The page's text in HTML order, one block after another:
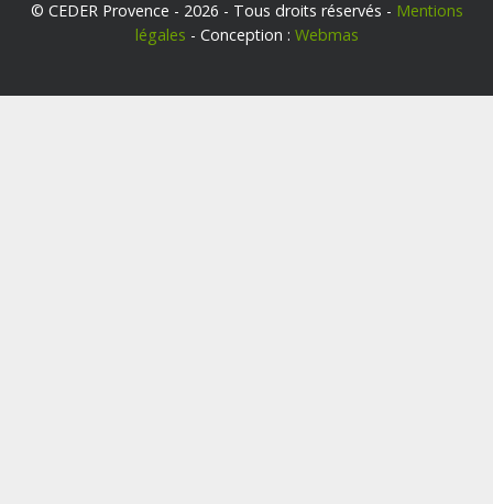
© CEDER Provence - 2026 - Tous droits réservés - Mentions
légales - Conception : Webmas